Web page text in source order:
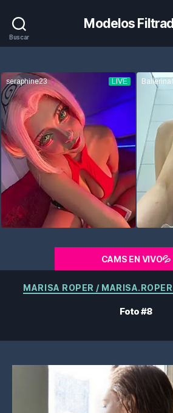
Buscar
Modelos
CAMS EN VIVO💦
MARISA ROPER /
Foto #8